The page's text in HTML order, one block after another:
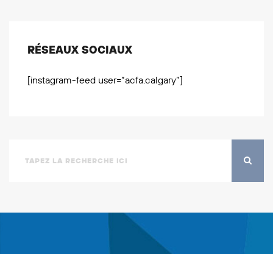
RÉSEAUX SOCIAUX
[instagram-feed user=”acfa.calgary”]